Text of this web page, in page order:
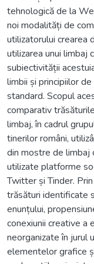
tehnologică de la
noi modalități de
utilizatorului crearea
utilizarea unui limbaj
subiectivității
limbii și principiilor
standard. Scopul
comparativ
limbaj, în cadrul
tinerilor români,
din mostre de limbaj
utilizate platforme
Twitter și Tinder.
trăsături identificate
enunțului,
conexiunii creative a
neorganizate în jurul
elementelor grafice